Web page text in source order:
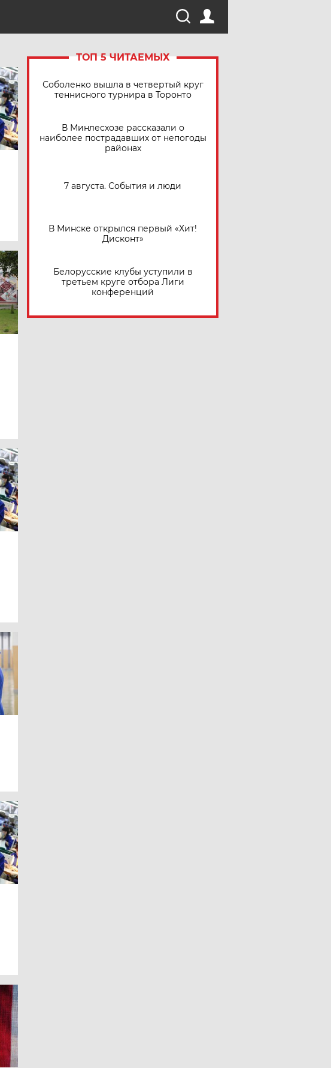
ТОП 5 ЧИТАЕМЫХ
Соболенко вышла в четвертый круг
теннисного турнира в Торонто
В Минлесхозе рассказали о
наиболее пострадавших от непогоды
районах
7 августа. События и люди
В Минске открылся первый «Хит!
Дисконт»
Белорусские клубы уступили в
третьем круге отбора Лиги
конференций